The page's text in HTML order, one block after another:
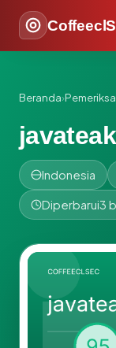
Beranda›
Indonesia
Diperbarui3